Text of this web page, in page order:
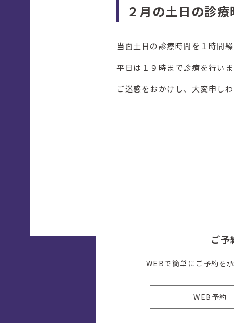
２月の土日の診
当面土日の診療時間を１時間
平日は１９時まで診療を行いま
ご迷惑をおかけし、大変申し
ご予
WEBで簡単にご予約を
WEB予約